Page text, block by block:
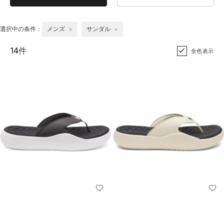
選択中の条件： メンズ サンダル
14件 全色表示